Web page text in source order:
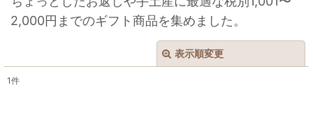
2,000円までのギフト商品を集めました。
表示順変更
1件